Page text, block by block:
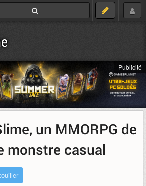
Publicité
un MMORPG de
monstre casual